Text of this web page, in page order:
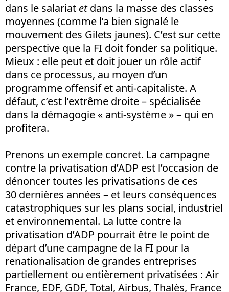
dans le salariat etdans la masse des classes
moyennes (comme l’a bien signalé le
mouvement des Gilets jaunes). C’est sur cette
perspective que la FI doit fonder sa politique.
Mieux : elle peut et doit jouer un rôle actif
dans ce processus, au moyen d’un
programme offensif et anti-capitaliste. A
défaut, c’est l’extrême droite – spécialisée
dans la démagogie « anti-système » – qui en
profitera.
Prenons un exemple concret. La campagne
contre la privatisation d’ADP est l’occasion de
dénoncer toutes les privatisations de ces
30 dernières années – et leurs conséquences
catastrophiques sur les plans social, industriel
et environnemental. La lutte contre la
privatisation d’ADP pourrait être le point de
départ d’une campagne de la FI pour la
renationalisation de grandes entreprises
partiellement ou entièrement privatisées : Air
France, EDF, GDF, Total, Airbus, Thalès, France